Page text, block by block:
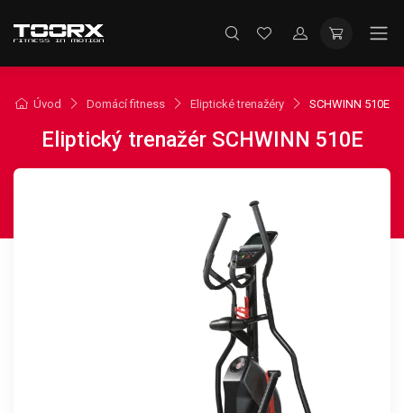
Úvod Domácí fitness Eliptické trenažéry SCHWINN 510E
Eliptický trenažér SCHWINN 510E